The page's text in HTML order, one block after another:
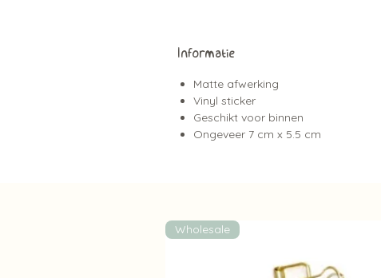
Informatie
Matte afwerking
Vinyl sticker
Geschikt voor binnen
Ongeveer 7 cm x 5.5 cm
Wholesale